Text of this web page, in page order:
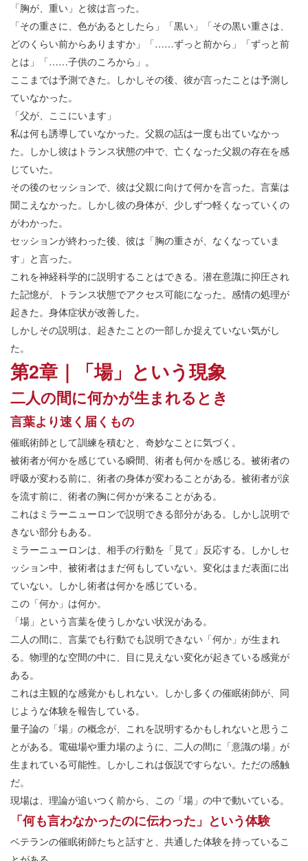
「胸が、重い」と彼は言った。
「その重さに、色があるとしたら」「黒い」「その黒い重さは、
どのくらい前からありますか」「……ずっと前から」「ずっと前
とは」「……子供のころから」。
ここまでは予測できた。しかしその後、彼が言ったことは予測し
ていなかった。
「父が、ここにいます」
私は何も誘導していなかった。父親の話は一度も出ていなかっ
た。しかし彼はトランス状態の中で、亡くなった父親の存在を感
じていた。
その後のセッションで、彼は父親に向けて何かを言った。言葉は
聞こえなかった。しかし彼の身体が、少しずつ軽くなっていくの
がわかった。
セッションが終わった後、彼は「胸の重さが、なくなっていま
す」と言った。
これを神経科学的に説明することはできる。潜在意識に抑圧され
た記憶が、トランス状態でアクセス可能になった。感情の処理が
起きた。身体症状が改善した。
しかしその説明は、起きたことの一部しか捉えていない気がし
た。
第2章｜「場」という現象
二人の間に何かが生まれるとき
言葉より速く届くもの
催眠術師として訓練を積むと、奇妙なことに気づく。
被術者が何かを感じている瞬間、術者も何かを感じる。被術者の
呼吸が変わる前に、術者の身体が変わることがある。被術者が涙
を流す前に、術者の胸に何かが来ることがある。
これはミラーニューロンで説明できる部分がある。しかし説明で
きない部分もある。
ミラーニューロンは、相手の行動を「見て」反応する。しかしセ
ッション中、被術者はまだ何もしていない。変化はまだ表面に出
ていない。しかし術者は何かを感じている。
この「何か」は何か。
「場」という言葉を使うしかない状況がある。
二人の間に、言葉でも行動でも説明できない「何か」が生まれ
る。物理的な空間の中に、目に見えない変化が起きている感覚が
ある。
これは主観的な感覚かもしれない。しかし多くの催眠術師が、同
じような体験を報告している。
量子論の「場」の概念が、これを説明するかもしれないと思うこ
とがある。電磁場や重力場のように、二人の間に「意識の場」が
生まれている可能性。しかしこれは仮説ですらない。ただの感触
だ。
現場は、理論が追いつく前から、この「場」の中で動いている。
「何も言わなかったのに伝わった」という体験
ベテランの催眠術師たちと話すと、共通した体験を持っているこ